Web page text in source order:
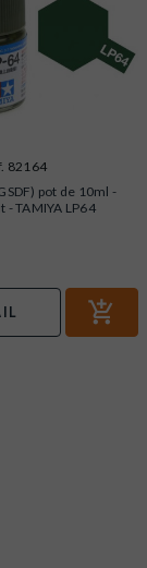
82164
pot de 10ml -
- TAMIYA LP64